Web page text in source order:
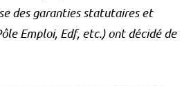
des garanties statutaires et
Emploi, Edf, etc.) ont décidé de